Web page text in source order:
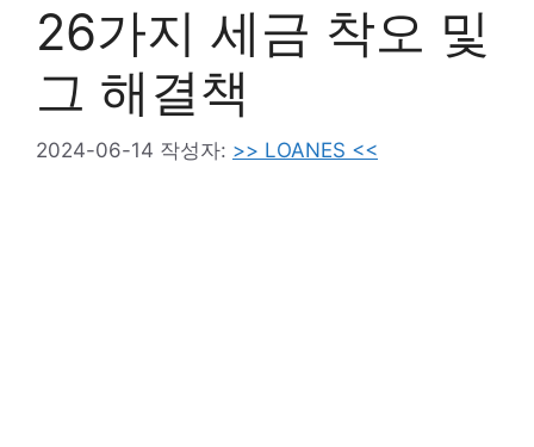
26가지 세금 착오 및
그 해결책
2024-06-14 작성자: >> LOANES <<